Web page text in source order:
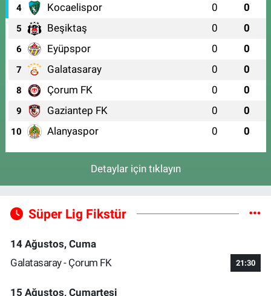
4 Kocaelispor 0 0
5 Beşiktaş 0 0
6 Eyüpspor 0 0
7 Galatasaray 0 0
8 Çorum FK 0 0
9 Gaziantep FK 0 0
10 Alanyaspor 0 0
Detaylar için tıklayın
Süper Lig Fikstür
14 Ağustos, Cuma
Galatasaray - Çorum FK
21:30
15 Ağustos, Cumartesi